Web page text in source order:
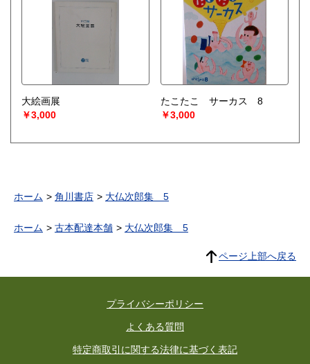
大絵画展
￥3,000
たこたこ サーカス 8
￥3,000
ホーム 角川書店 大仏次郎集 5
ホーム 古本配達本舗 大仏次郎集 5
ページ上部へ戻る
プライバシーポリシー
よくある質問
特定商取引に関する法律に基づく表記